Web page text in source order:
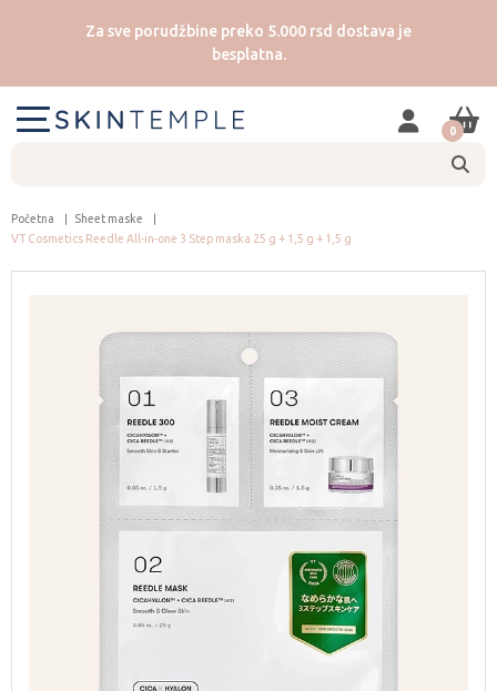
Za sve porudžbine preko 5.000 rsd dostava je
besplatna.
0
Početna
Sheet maske
VT Cosmetics Reedle All-in-one 3 Step maska 25 g + 1,5 g + 1,5 g